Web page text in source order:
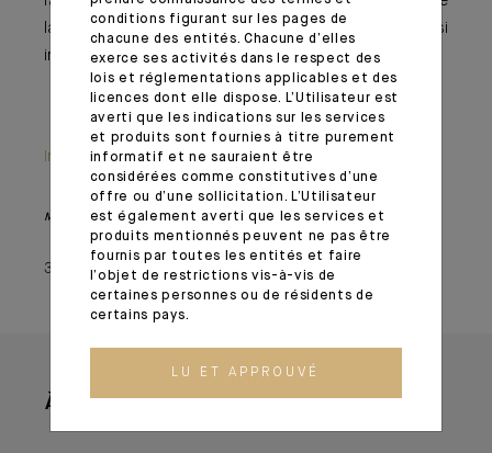
la volatilité devrait offrir des points d’entrée quasi
introuvables en 2021.
Information importante
Monthly House View, paru le 21/01/2022 – Extrait de l'Editorial
31 janvier 2022
À lire aussi
conditions figurant sur les pages de
chacune des entités. Chacune d’elles
exerce ses activités dans le respect des
lois et réglementations applicables et des
licences dont elle dispose. L’Utilisateur est
averti que les indications sur les services
et produits sont fournies à titre purement
informatif et ne sauraient être
considérées comme constitutives d’une
offre ou d’une sollicitation. L’Utilisateur
est également averti que les services et
produits mentionnés peuvent ne pas être
fournis par toutes les entités et faire
l’objet de restrictions vis-à-vis de
certaines personnes ou de résidents de
certains pays.
LU ET APPROUVÉ